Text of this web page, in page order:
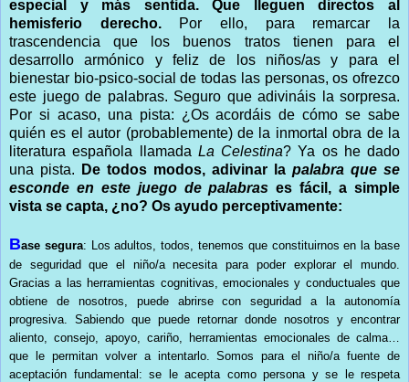
especial y más sentida. Que lleguen directos al
hemisferio derecho.Por ello, para remarcar la
trascendencia que los buenos tratos tienen para el
desarrollo armónico y feliz de los niños/as y para el
bienestar bio-psico-social de todas las personas, os ofrezco
este juego de palabras. Seguro que adivináis la sorpresa.
Por si acaso, una pista: ¿Os acordáis de cómo se sabe
quién es el autor (probablemente) de la inmortal obra de la
literatura española llamada La Celestina? Ya os he dado
una pista.
De todos modos, adivinar la palabra que se
esconde en este juego de palabrases fácil, a simple
vista se capta, ¿no? Os ayudo perceptivamente:
Base segura: Los adultos, todos, tenemos que constituirnos en la base
de seguridad que el niño/a necesita para poder explorar el mundo.
Gracias a las herramientas cognitivas, emocionales y conductuales que
obtiene de nosotros, puede abrirse con seguridad a la autonomía
progresiva. Sabiendo que puede retornar donde nosotros y encontrar
aliento, consejo, apoyo, cariño, herramientas emocionales de calma…
que le permitan volver a intentarlo. Somos para el niño/a fuente de
aceptación fundamental: se le acepta como persona y se le respeta